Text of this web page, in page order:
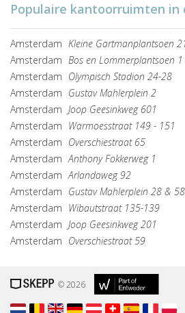
Populaire kantoorruimten in
Amsterdam Kleine Gartmanplantsoen
Amsterdam Bos en Lommerplantsoen 1
Amsterdam Olympisch Stadion 24-28
Amsterdam Gustav Mahlerplein 2
Amsterdam Joop Geesinkweg 601
Amsterdam Warmoesstraat 149 - 151
Amsterdam Overschiestraat 65
Amsterdam Anthony Fokkerweg 1
Amsterdam Arlandaweg 92
Amsterdam Gustav Mahlerplein 28 &
Amsterdam Wibautstraat 135-139
Amsterdam Joop Geesinkweg 201
Amsterdam Overschiestraat 59
© 2026